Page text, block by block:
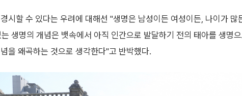
시할 수 있다는 우려에 대해선 "생명은 남성이든 여성이든, 나이가 많
생명의 개념은 뱃속에서 아직 인간으로 발달하기 전의 태아를 생명
을 왜곡하는 것으로 생각한다"고 반박했다.